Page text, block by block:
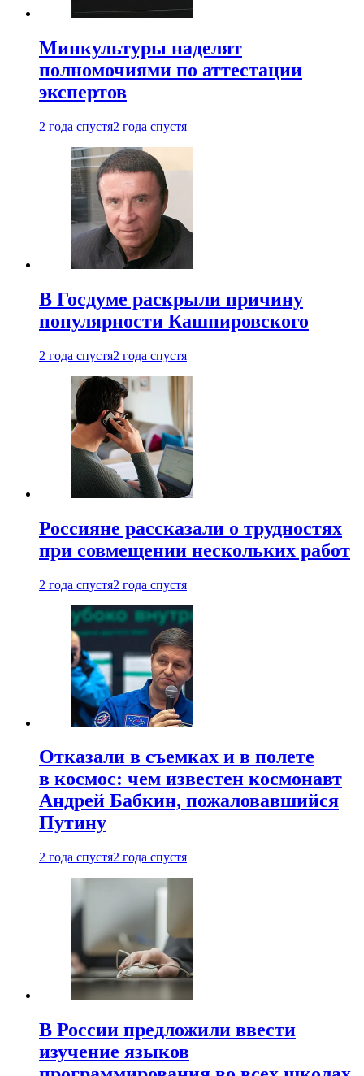
Минкультуры наделят
полномочиями по аттестации
экспертов
2 года спустя2 года спустя
В Госдуме раскрыли причину
популярности Кашпировского
2 года спустя2 года спустя
Россияне рассказали о трудностях
при совмещении нескольких работ
2 года спустя2 года спустя
Отказали в съемках и в полете
в космос: чем известен космонавт
Андрей Бабкин, пожаловавшийся
Путину
2 года спустя2 года спустя
В России предложили ввести
изучение языков